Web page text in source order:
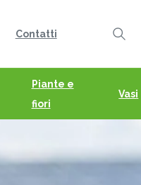
Contatti
Search
Piante e
fiori
Vasi